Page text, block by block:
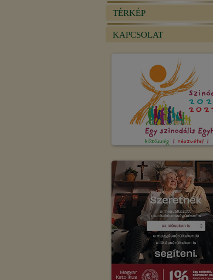
TÉRKÉP
KAPCSOLAT